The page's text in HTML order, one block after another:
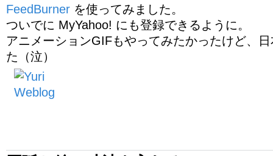
FeedBurner を使ってみました。
ついでに MyYahoo! にも登録できるように。
アニメーションGIFもやってみたかったけど、
た（泣）